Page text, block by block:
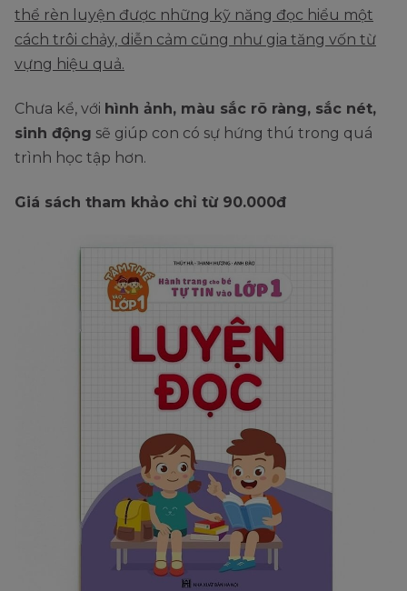
thể rèn luyện được những kỹ năng đọc hiểu một
cách trôi chảy, diễn cảm cũng như gia tăng vốn từ
vựng hiệu quả.
Chưa kể, với hình ảnh, màu sắc rõ ràng, sắc nét,
sinh động sẽ giúp con có sự hứng thú trong quá
trình học tập hơn.
Giá sách tham khảo chỉ từ 90.000đ